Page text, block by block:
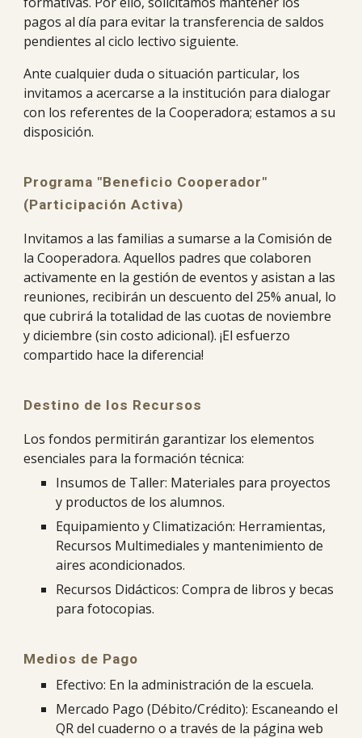
pagos al día para evitar la transferencia de saldos
pendientes al ciclo lectivo siguiente.
Ante cualquier duda o situación particular, los
invitamos a acercarse a la institución para dialogar
con los referentes de la Cooperadora; estamos a su
disposición.
Programa "Beneficio Cooperador"
(Participación Activa)
Invitamos a las familias a sumarse a la Comisión de
la Cooperadora. Aquellos padres que colaboren
activamente en la gestión de eventos y asistan a las
reuniones, recibirán un descuento del 25% anual, lo
que cubrirá la totalidad de las cuotas de noviembre
y diciembre (sin costo adicional). ¡El esfuerzo
compartido hace la diferencia!
Destino de los Recursos
Los fondos permitirán garantizar los elementos
esenciales para la formación técnica:
Insumos de Taller: Materiales para proyectos
y productos de los alumnos.
Equipamiento y Climatización: Herramientas,
Recursos Multimediales y mantenimiento de
aires acondicionados.
Recursos Didácticos: Compra de libros y becas
para fotocopias.
Medios de Pago
Efectivo: En la administración de la escuela.
Mercado Pago (Débito/Crédito): Escaneando el
QR del cuaderno o a través de la página web